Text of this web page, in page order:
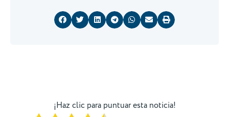
¡Haz clic para puntuar esta noticia!